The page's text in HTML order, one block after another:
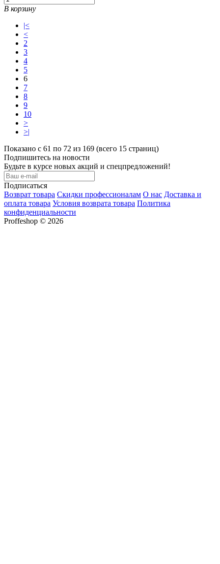
В корзину
|<
<
2
3
4
5
6
7
8
9
10
>
>|
Показано с 61 по 72 из 169 (всего 15 страниц)
Подпишитесь на новости
Будьте в курсе новых акций и спецпредложений!
Подписаться
Возврат товара Скидки профессионалам О нас Доставка и
оплата товара Условия возврата товара Политика
конфиденциальности
Proffeshop © 2026